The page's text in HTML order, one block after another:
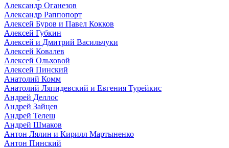
Александр Оганезов
Александр Раппопорт
Алексей Буров и Павел Кокков
Алексей Губкин
Алексей и Дмитрий Васильчуки
Алексей Ковалев
Алексей Ольховой
Алексей Пинский
Анатолий Комм
Анатолий Ляпидевский и Евгения Турейкис
Андрей Деллос
Андрей Зайцев
Андрей Телеш
Андрей Шмаков
Антон Лялин и Кирилл Мартыненко
Антон Пинский